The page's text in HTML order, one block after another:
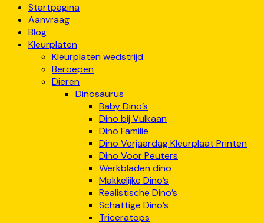
Startpagina
Aanvraag
Blog
Kleurplaten
Kleurplaten wedstrijd
Beroepen
Dieren
Dinosaurus
Baby Dino’s
Dino bij Vulkaan
Dino Familie
Dino Verjaardag Kleurplaat Printen
Dino Voor Peuters
Werkbladen dino
Makkelijke Dino’s
Realistische Dino’s
Schattige Dino’s
Triceratops